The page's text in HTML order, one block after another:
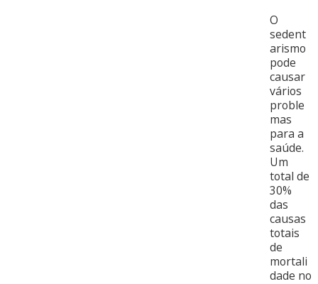
O
sedent
arismo
pode
causar
vários
proble
mas
para a
saúde.
Um
total de
30%
das
causas
totais
de
mortali
dade no